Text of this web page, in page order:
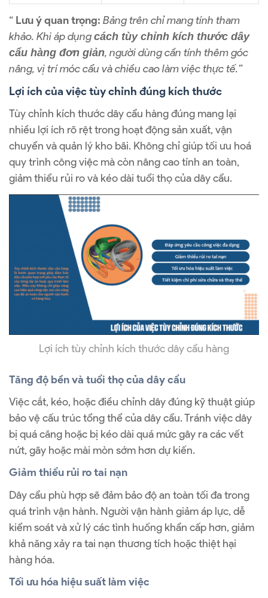
“ Lưu ý quan trọng: Bảng trên chỉ mang tính tham
khảo. Khi áp dụng cách tùy chỉnh kích thước dây
cẩu hàng đơn giản, người dùng cần tính thêm góc
nâng, vị trí móc cẩu và chiều cao làm việc thực tế.”
Lợi ích của việc tùy chỉnh đúng kích thước
Tùy chỉnh kích thước dây cẩu hàng đúng mang lại
nhiều lợi ích rõ rệt trong hoạt động sản xuất, vận
chuyển và quản lý kho bãi. Không chỉ giúp tối ưu hoá
quy trình công việc mà còn nâng cao tính an toàn,
giảm thiểu rủi ro và kéo dài tuổi thọ của dây cẩu.
Lợi ích tùy chỉnh kích thước dây cẩu hàng
Tăng độ bền và tuổi thọ của dây cẩu
Việc cắt, kéo, hoặc điều chỉnh dây đúng kỹ thuật giúp
bảo vệ cấu trúc tổng thể của dây cẩu. Tránh việc dây
bị quá căng hoặc bị kéo dài quá mức gây ra các vết
nứt, gãy hoặc mài mòn sớm hơn dự kiến.
Giảm thiểu rủi ro tai nạn
Dây cẩu phù hợp sẽ đảm bảo độ an toàn tối đa trong
quá trình vận hành. Người vận hành giảm áp lực, dễ
kiểm soát và xử lý các tình huống khẩn cấp hơn, giảm
khả năng xảy ra tai nạn thương tích hoặc thiệt hại
hàng hóa.
Tối ưu hóa hiệu suất làm việc